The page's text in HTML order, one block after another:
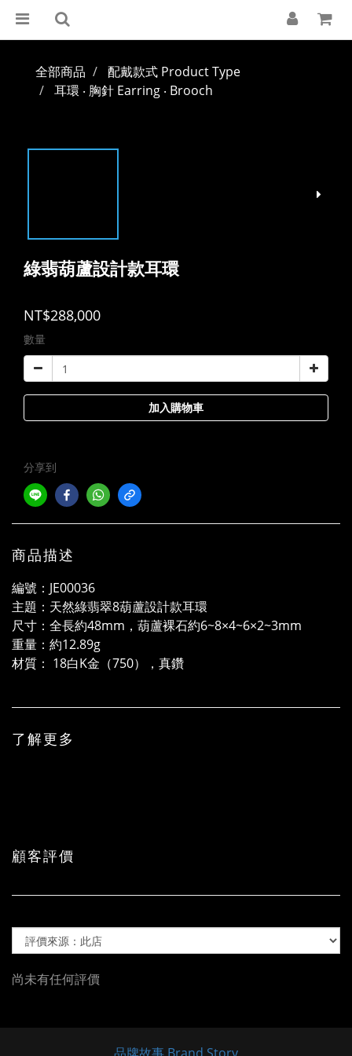
全部商品
配戴款式 Product Type
耳環 ‧ 胸針 Earring ‧ Brooch
綠翡葫蘆設計款耳環
NT$288,000
數量
加入購物車
分享到
商品描述
編號：JE00036
主題：天然綠翡翠8葫蘆設計款耳環
尺寸：全長約48mm，葫蘆裸石約6~8×4~6×2~3mm
重量：約12.89g
材質： 18白K金（750），真鑽
了解更多
顧客評價
尚未有任何評價